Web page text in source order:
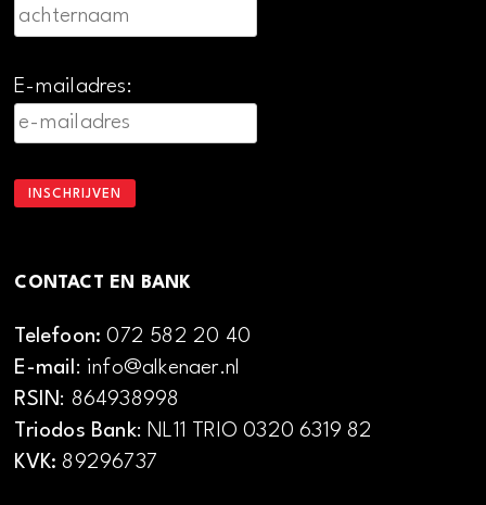
E-mailadres:
CONTACT EN BANK
Telefoon:072 582 20 40
E-mail: info@alkenaer.nl
RSIN: 864938998
Triodos Bank: NL11 TRIO 0320 6319 82
KVK: 89296737